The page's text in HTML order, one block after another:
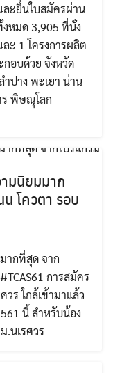
ะยื่นใบสมัครผ่าน
งหมด 3,905 ที่นั่ง
ละ 1 โครงการผลิต
อบด้วย จังหวัด
ำปาง พะเยา น่าน
ร พิษณุโลก
มนิยมมาก
โควตา รอบ
ากที่สุด จาก
การสมัคร
วร ใกล้เข้ามาแล้ว
นี้ สำหรับน้อง
.นเรศวร